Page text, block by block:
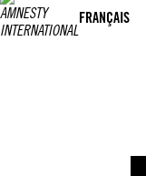
FRANÇAIS